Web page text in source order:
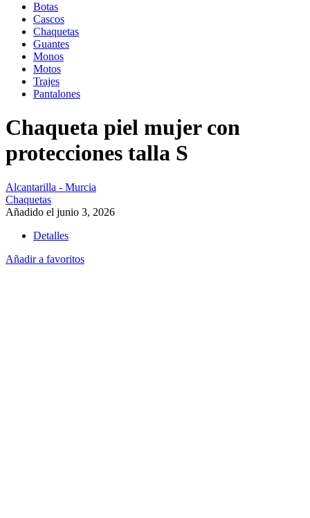
Botas
Cascos
Chaquetas
Guantes
Monos
Motos
Trajes
Pantalones
Chaqueta piel mujer con
protecciones talla S
Alcantarilla - Murcia
Chaquetas
Añadido el junio 3, 2026
Detalles
Añadir a favoritos